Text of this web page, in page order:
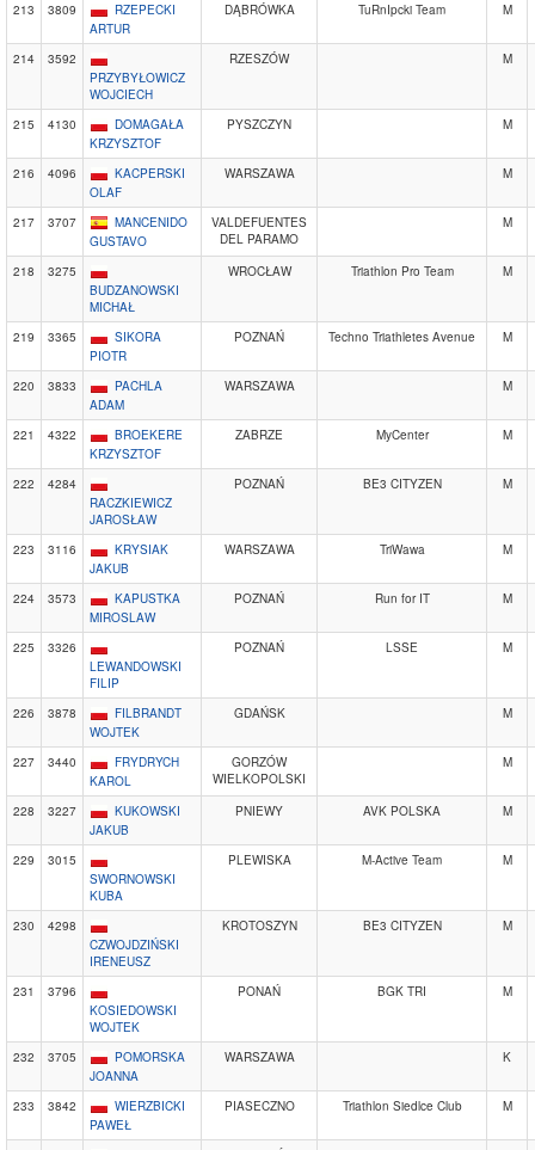
213 3809
RZEPECKI
ARTUR
DĄBRÓWKA TuRnIpcki Team M
214
3592
PRZYBYŁOWICZ
WOJCIECH
RZESZÓW M
215 4130
DOMAGAŁA
KRZYSZTOF
PYSZCZYN M
216 4096
KACPERSKI
OLAF
WARSZAWA M
217 3707
MANCENIDO
GUSTAVO
VALDEFUENTES
DEL PARAMO
M
218
3275
BUDZANOWSKI
MICHAŁ
WROCŁAW Triathlon Pro Team M
219 3365
SIKORA
PIOTR
POZNAŃ Techno Triathletes Avenue M
220 3833
PACHLA
ADAM
WARSZAWA M
221 4322
BROEKERE
KRZYSZTOF
ZABRZE MyCenter M
222
4284
RACZKIEWICZ
JAROSŁAW
POZNAŃ BE3 CITYZEN M
223 3116
KRYSIAK
JAKUB
WARSZAWA TriWawa M
224 3573
KAPUSTKA
MIROSLAW
POZNAŃ Run for IT M
225
3326
LEWANDOWSKI
FILIP
POZNAŃ LSSE M
226 3878
FILBRANDT
WOJTEK
GDAŃSK M
227 3440
FRYDRYCH
KAROL
GORZÓW
WIELKOPOLSKI
M
228 3227
KUKOWSKI
JAKUB
PNIEWY AVK POLSKA M
229
3015
SWORNOWSKI
KUBA
PLEWISKA M-Active Team M
230
4298
CZWOJDZIŃSKI
IRENEUSZ
KROTOSZYN BE3 CITYZEN M
231
3796
KOSIEDOWSKI
WOJTEK
PONAŃ BGK TRI M
232 3705
POMORSKA
JOANNA
WARSZAWA K
233 3842
WIERZBICKI
PAWEŁ
PIASECZNO Triathlon Siedlce Club M